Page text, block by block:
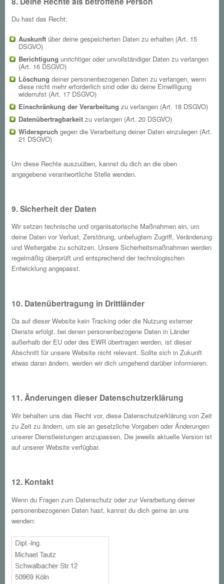
Du hast das Recht:
Auskunftüber deine gespeicherten Daten zu erhalten (Art. 15
DSGVO)
Berichtigung unrichtiger oder unvollständiger Daten zu verlangen
(Art. 16 DSGVO)
Löschung deiner personenbezogenen Daten zu verlangen, wenn
diese nicht mehr erforderlich sind oder du deine Einwilligung
widerrufst (Art. 17 DSGVO)
Einschränkung der Verarbeitung zu verlangen (Art. 18 DSGVO)
Datenübertragbarkeitzu verlangen (Art. 20 DSGVO)
Widerspruch gegen die Verarbeitung deiner Daten einzulegen (Art.
21 DSGVO)
Um diese Rechte auszuüben, kannst du dich an die oben
angegebene verantwortliche Stelle wenden.
9. Sicherheit der Daten
Wir setzen technische und organisatorische Maßnahmen ein, um
deine Daten vor Verlust, Zerstörung, unbefugtem Zugriff, Veränderung
und Weitergabe zu schützen. Unsere Sicherheitsmaßnahmen werden
regelmäßig überprüft und entsprechend der technologischen
Entwicklung angepasst.
10. Datenübertragung in Drittländer
Da auf dieser Website kein Tracking oder die Nutzung externer
Dienste erfolgt, bei denen personenbezogene Daten in Länder
außerhalb der EU oder des EWR übertragen werden, ist dieser
Abschnitt für unsere Website nicht relevant. Sollte sich in Zukunft
etwas daran ändern, werden wir dich umgehend darüber informieren.
11. Änderungen dieser Datenschutzerklärung
Wir behalten uns das Recht vor, diese Datenschutzerklärung von Zeit
zu Zeit zu ändern, um sie an gesetzliche Vorgaben oder Änderungen
unserer Dienstleistungen anzupassen. Die jeweils aktuelle Version ist
auf unserer Website verfügbar.
12. Kontakt
Wenn du Fragen zum Datenschutz oder zur Verarbeitung deiner
personenbezogenen Daten hast, kannst du dich gerne an uns
wenden: